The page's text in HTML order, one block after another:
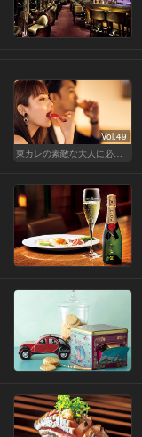
Vol.49